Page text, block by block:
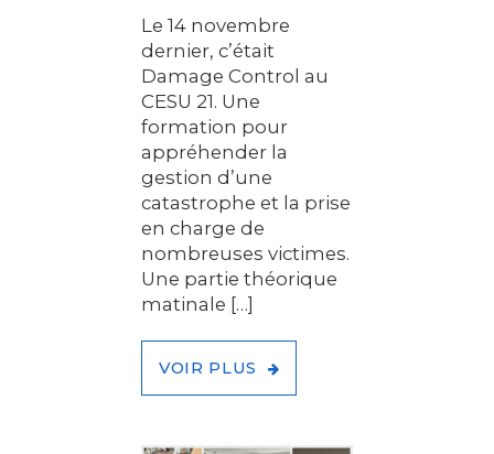
Le 14 novembre
dernier, c’était
Damage Control au
CESU 21. Une
formation pour
appréhender la
gestion d’une
catastrophe et la prise
en charge de
nombreuses victimes.
Une partie théorique
matinale […]
VOIR PLUS